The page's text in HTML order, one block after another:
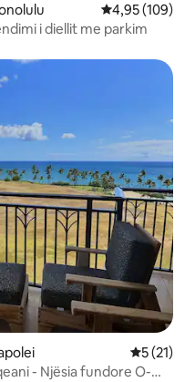
Vlerësimi
4,95 (109)
i diellit me parkim
Vlerësimi
5 (21)
- Njësia fundore O-